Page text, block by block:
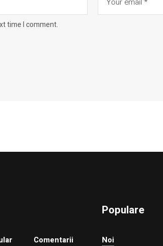
time I comment.
Comentarii
Populare
Noi